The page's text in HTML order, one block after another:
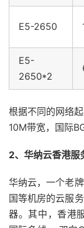
E5-2650
E5-
2650*2
根据不同的网络
10M带宽，国际
2、华纳云香港服
华纳云，一个老
国等机房的云服
器。其中，香港